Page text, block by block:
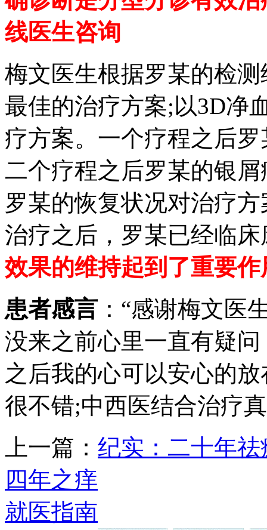
线医生咨询
梅文医生根据罗某的检
最佳的治疗方案;以3D净
疗方案。一个疗程之后
二个疗程之后罗某的银
罗某的恢复状况对治疗
治疗之后，罗某已经临床
效果的维持起到了重要
患者感言：“感谢梅文医
没来之前心里一直有疑
之后我的心可以安心的
很不错;中西医结合治疗
上一篇： 纪实：二十年祛
四年之痒
就医指南